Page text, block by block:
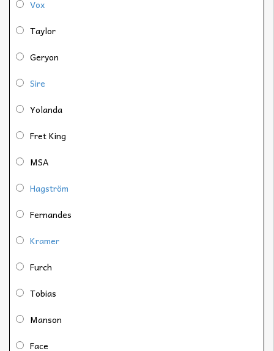
Vox
Taylor
Geryon
Sire
Yolanda
Fret King
MSA
Hagström
Fernandes
Kramer
Furch
Tobias
Manson
Face